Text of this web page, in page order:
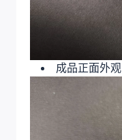
成品正面外观